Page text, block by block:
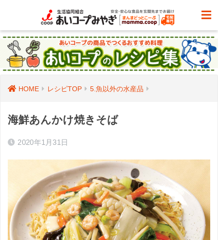
HOME レシピTOP 5.魚以外の水産品
海鮮あんかけ焼きそば
2020年1月31日